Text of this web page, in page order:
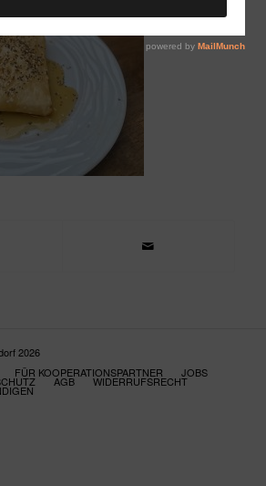
2026
FÜR KOOPERATIONSPARTNER JOBS
AGB WIDERRUFSRECHT